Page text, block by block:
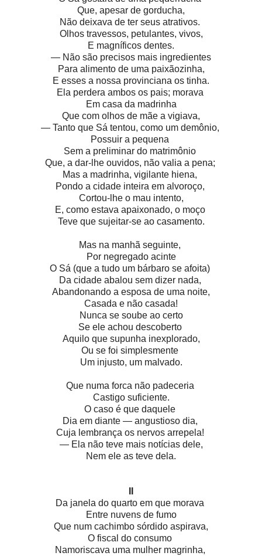
Que, apesar de gorducha,
Não deixava de ter seus atrativos.
Olhos travessos, petulantes, vivos,
E magníficos dentes.
— Não são precisos mais ingredientes
Para alimento de uma paixãozinha,
E esses a nossa provinciana os tinha.
Ela perdera ambos os pais; morava
Em casa da madrinha
Que com olhos de mãe a vigiava,
— Tanto que Sá tentou, como um demônio,
Possuir a pequena
Sem a preliminar do matrimônio
Que, a dar-lhe ouvidos, não valia a pena;
Mas a madrinha, vigilante hiena,
Pondo a cidade inteira em alvoroço,
Cortou-lhe o mau intento,
E, como estava apaixonado, o moço
Teve que sujeitar-se ao casamento.
Mas na manhã seguinte,
Por negregado acinte
O Sá (que a tudo um bárbaro se afoita)
Da cidade abalou sem dizer nada,
Abandonando a esposa de uma noite,
Casada e não casada!
Nunca se soube ao certo
Se ele achou descoberto
Aquilo que supunha inexplorado,
Ou se foi simplesmente
Um injusto, um malvado.
Que numa forca não padeceria
Castigo suficiente.
O caso é que daquele
Dia em diante — angustioso dia,
Cuja lembrança os nervos arrepela!
— Ela não teve mais notícias dele,
Nem ele as teve dela.
Da janela do quarto em que morava
Entre nuvens de fumo
Que num cachimbo sórdido aspirava,
O fiscal do consumo
Namoriscava uma mulher magrinha,